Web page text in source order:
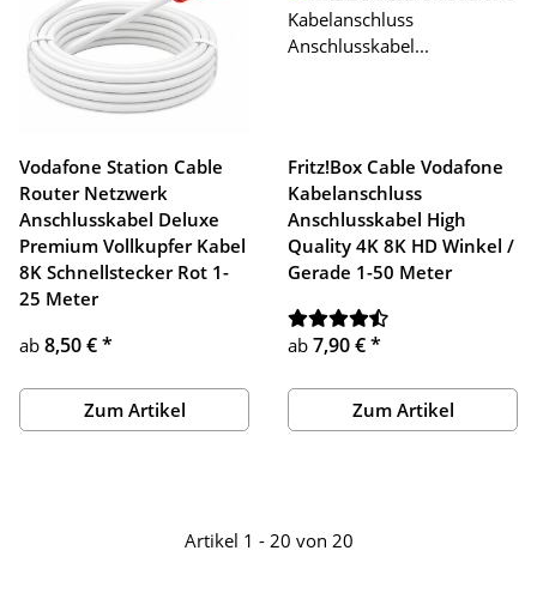
Vodafone Station Cable
Router Netzwerk
Anschlusskabel Deluxe
Premium Vollkupfer Kabel
8K Schnellstecker Rot 1-
25 Meter
ab 8,50 €*
Zum Artikel
Fritz!Box Cable Vodafone
Kabelanschluss
Anschlusskabel High
Quality 4K 8K HD Winkel /
Gerade 1-50 Meter
ab 7,90 €*
Zum Artikel
Artikel 1 - 20 von 20